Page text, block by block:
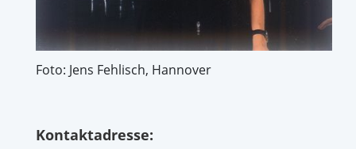
Foto: Jens Fehlisch, Hannover
Kontaktadresse: